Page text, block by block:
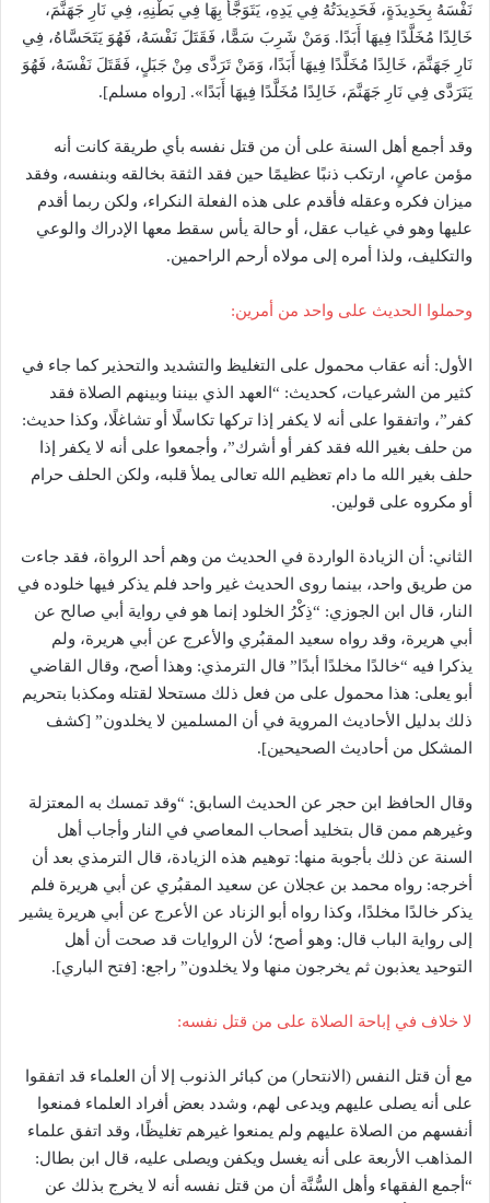
نَفْسَهُ بِحَدِيدَةٍ، فَحَدِيدَتُهُ فِي يَدِهِ، يَتَوَجَّأُ بِهَا فِي بَطْنِهِ، فِي نَارِ جَهَنَّمَ،
خَالِدًا مُخَلَّدًا فِيهَا أَبَدًا. وَمَنْ شَرِبَ سَمًّا، فَقَتَلَ نَفْسَهُ، فَهُوَ يَتَحَسَّاهُ، فِي
نَارِ جَهَنَّمَ، خَالِدًا مُخَلَّدًا فِيهَا أَبَدًا، وَمَنْ تَرَدَّى مِنْ جَبَلٍ، فَقَتَلَ نَفْسَهُ، فَهُوَ
يَتَرَدَّى فِي نَارِ جَهَنَّمَ، خَالِدًا مُخَلَّدًا فِيهَا أَبَدًا». [رواه مسلم].
وقد أجمع أهل السنة على أن من قتل نفسه بأي طريقة كانت أنه
مؤمن عاصٍ، ارتكب ذنبًا عظيمًا حين فقد الثقة بخالقه وبنفسه، وفقد
ميزان فكره وعقله فأقدم على هذه الفعلة النكراء، ولكن ربما أقدم
عليها وهو في غياب عقل، أو حالة يأس سقط معها الإدراك والوعي
والتكليف، ولذا أمره إلى مولاه أرحم الراحمين.
وحملوا الحديث على واحد من أمرين:
الأول: أنه عقاب محمول على التغليظ والتشديد والتحذير كما جاء في
كثير من الشرعيات، كحديث: “العهد الذي بيننا وبينهم الصلاة فقد
كفر”، واتفقوا على أنه لا يكفر إذا تركها تكاسلًا أو تشاغلًا، وكذا حديث:
من حلف بغير الله فقد كفر أو أشرك”، وأجمعوا على أنه لا يكفر إذا
حلف بغير الله ما دام تعظيم الله تعالى يملأ قلبه، ولكن الحلف حرام
أو مكروه على قولين.
الثاني: أن الزيادة الواردة في الحديث من وهم أحد الرواة، فقد جاءت
من طريق واحد، بينما روى الحديث غير واحد فلم يذكر فيها خلوده في
النار، قال ابن الجوزي: “ذِكْرُ الخلود إنما هو في رواية أبي صالح عن
أبي هريرة، وقد رواه سعيد المقبُري والأعرج عن أبي هريرة، ولم
يذكرا فيه “خالدًا مخلدًا أبدًا” قال الترمذي: وهذا أصح، وقال القاضي
أبو يعلى: هذا محمول على من فعل ذلك مستحلا لقتله ومكذبا بتحريم
ذلك بدليل الأحاديث المروية في أن المسلمين لا يخلدون” [كشف
المشكل من أحاديث الصحيحين].
وقال الحافظ ابن حجر عن الحديث السابق: “وقد تمسك به المعتزلة
وغيرهم ممن قال بتخليد أصحاب المعاصي في النار وأجاب أهل
السنة عن ذلك بأجوبة منها: توهيم هذه الزيادة، قال الترمذي بعد أن
أخرجه: رواه محمد بن عجلان عن سعيد المقبُري عن أبي هريرة فلم
يذكر خالدًا مخلدًا، وكذا رواه أبو الزناد عن الأعرج عن أبي هريرة يشير
إلى رواية الباب قال: وهو أصح؛ لأن الروايات قد صحت أن أهل
التوحيد يعذبون ثم يخرجون منها ولا يخلدون” راجع: [فتح الباري].
لا خلاف في إباحة الصلاة على من قتل نفسه:
مع أن قتل النفس (الانتحار) من كبائر الذنوب إلا أن العلماء قد اتفقوا
على أنه يصلى عليهم ويدعى لهم، وشدد بعض أفراد العلماء فمنعوا
أنفسهم من الصلاة عليهم ولم يمنعوا غيرهم تغليظًا، وقد اتفق علماء
المذاهب الأربعة على أنه يغسل ويكفن ويصلى عليه، قال ابن بطال:
“أجمع الفقهاء وأهل السُّنَّة أن من قتل نفسه أنه لا يخرج بذلك عن